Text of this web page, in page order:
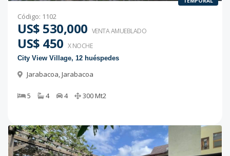
Código: 1102
US$ 530,000 VENTA AMUEBLADO
US$ 450 X NOCHE
City View Village, 12 huéspedes
Jarabacoa,Jarabacoa
5 4 4 300Mt2